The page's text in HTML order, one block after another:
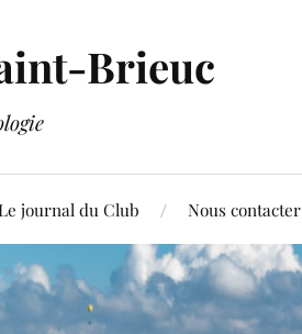
Brieuc
journal du Club Nous contacter